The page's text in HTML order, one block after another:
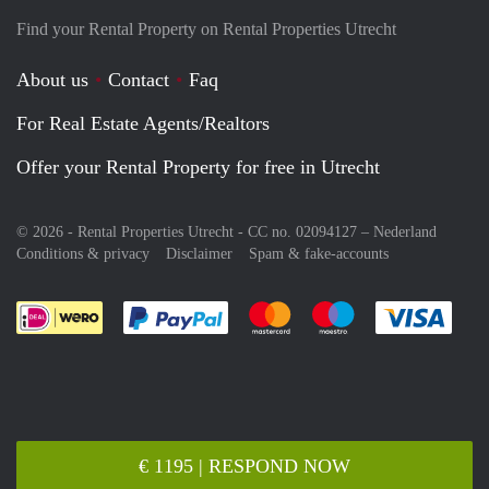
€ 1195 | RESPOND NOW
Find your Rental Property on Rental Properties Utrecht
About us Contact
Faq
For Real Estate Agents/Realtors
Offer your Rental Property for free in Utrecht
© 2026 - Rental Properties Utrecht - CC no. 02094127 – Nederland
Conditions & privacy
Disclaimer Spam & fake-accounts
Pay easily with :payment method
Pay easily with :payment
Pay easily with